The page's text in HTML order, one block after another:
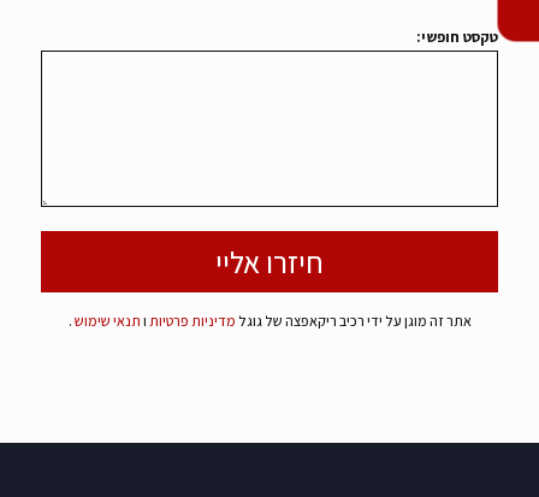
טקסט חופשי:
אתר זה מוגן על ידי רכיב ריקאפצה של גוגל מדיניות פרטיות ו תנאי שימוש .